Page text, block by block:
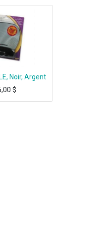
Noir, Argent
$